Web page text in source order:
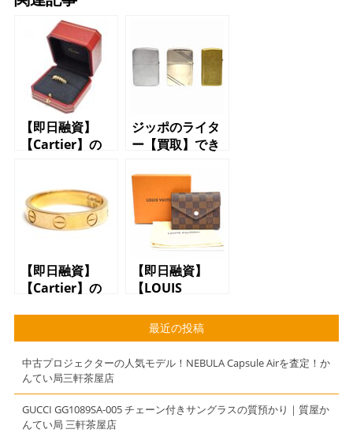
【即日融資】
【Cartier】の
きます【質】
【かんてい局】
【三軒茶屋】
ジッポのライタ
ー【買取】でき
【三軒茶屋】
【駒沢】【上
馬】
【即日融資】
【Cartier】の
り】できます
【質】【かんて
い局】【三軒茶
屋】
【即日融資】
【LOUIS
【財布】で【質
預かり】できま
す【質】【かん
茶屋】
最近の投稿
中古プロジェクターの人気モデル！NEBULA Capsule Airを査定！か
んてい局三軒茶屋店
GUCCI GG1089SA-005 チェーン付きサングラスの質預かり｜質屋か
んてい局 三軒茶屋店